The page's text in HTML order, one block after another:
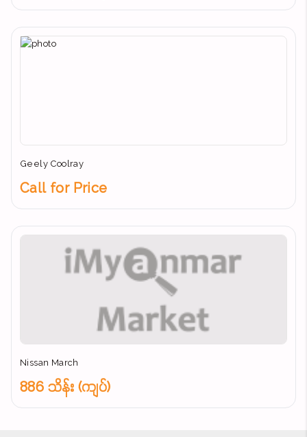
Geely Coolray
Call for Price
Nissan March
886 သိန်း (ကျပ်)